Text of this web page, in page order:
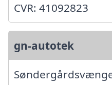
CVR: 41092823
gn-autotek